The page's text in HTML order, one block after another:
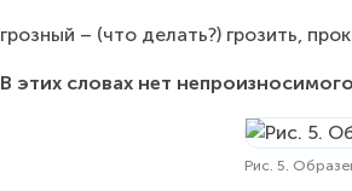
грозный – (что делать?) грозить,
В этих словах нет
Рис. 5.